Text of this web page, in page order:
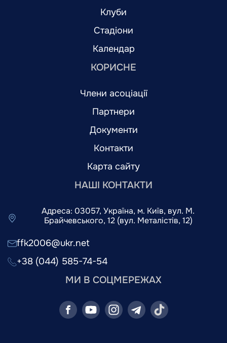
Клуби
Стадіони
Календар
КОРИСНЕ
Члени асоціації
Партнери
Документи
Контакти
Карта сайту
НАШІ КОНТАКТИ
Адреса: 03057, Україна, м. Київ, вул. М.
Брайчевського, 12 (вул. Металістів, 12)
ffk2006@ukr.net
+38 (044) 585-74-54
МИ В СОЦМЕРЕЖАХ